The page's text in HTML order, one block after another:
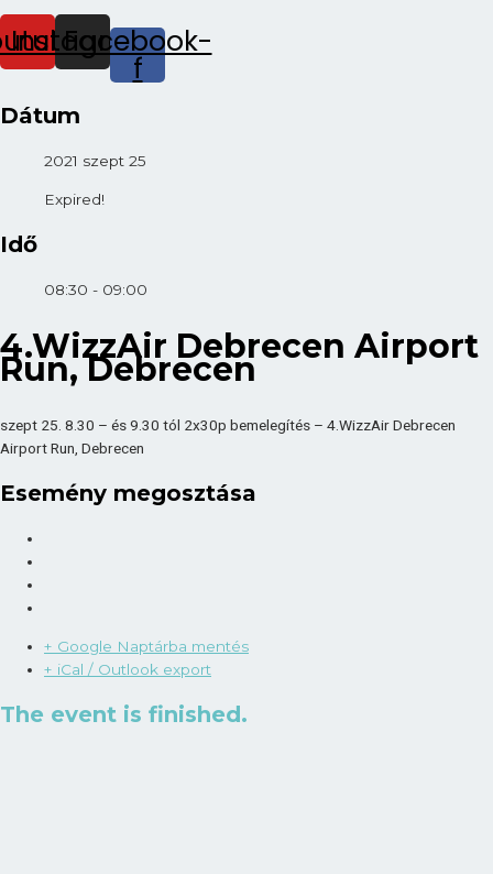
Instagram
Facebook-
f
Dátum
2021 szept 25
Expired!
Idő
08:30 - 09:00
4.WizzAir Debrecen Airport
Run, Debrecen
szept 25. 8.30 – és 9.30 tól 2x30p bemelegítés – 4.WizzAir Debrecen
Airport Run, Debrecen
Esemény megosztása
+ Google Naptárba mentés
+ iCal / Outlook export
The event is finished.